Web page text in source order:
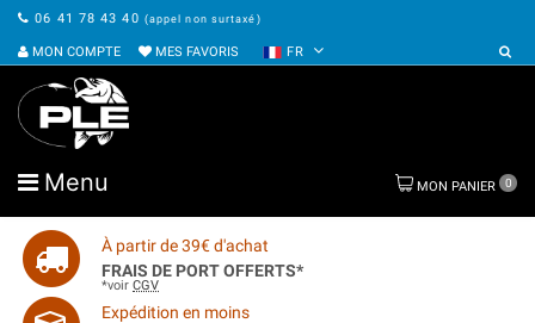
06 41 78 43 40 (appel non surtaxé)
MON COMPTE MES FAVORIS FR
Menu MON PANIER 0
À partir de 39€ d'achat
FRAIS DE PORT OFFERTS*
*voir CGV
Expédition en moins